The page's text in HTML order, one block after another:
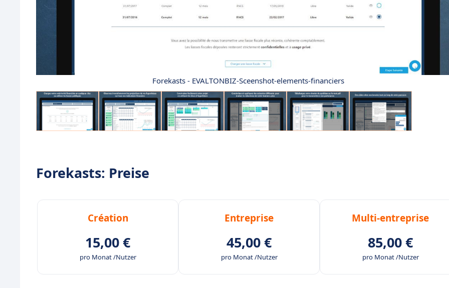
Forekasts - EVALTONBIZ-Sceenshot-elements-financiers
Forekasts: Preise
Création
15,00 €
pro Monat /Nutzer
Entreprise
45,00 €
pro Monat /Nutzer
Multi-entreprise
85,00 €
pro Monat /Nutzer